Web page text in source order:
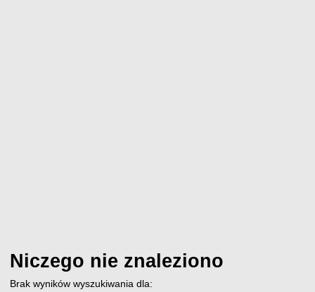
Niczego nie znaleziono
Brak wyników wyszukiwania dla: